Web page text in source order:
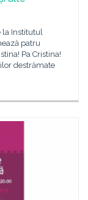
la Institutul
patru
Pa Cristina!
destrămate